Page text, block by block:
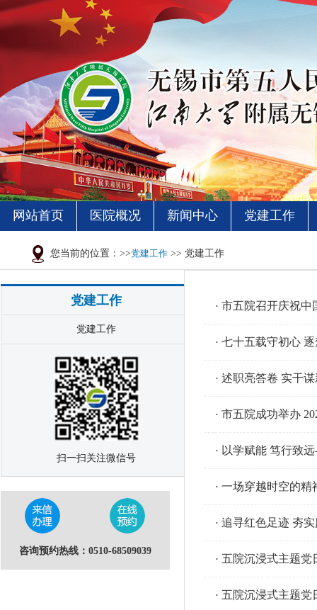
网站首页 医院概况 新闻中心 党建工作
您当前的位置：>>党建工作 >> 党建工作
党建工作
党建工作
扫一扫关注微信号
咨询预约热线：0510-68509039
·市五院召开庆祝中
·七十五载守初心
·述职亮答卷 实干
·市五院成功举办
· 以学赋能 笃行致
·一场穿越时空的精
·追寻红色足迹 夯
· 五院沉浸式主题党
· 五院沉浸式主题党